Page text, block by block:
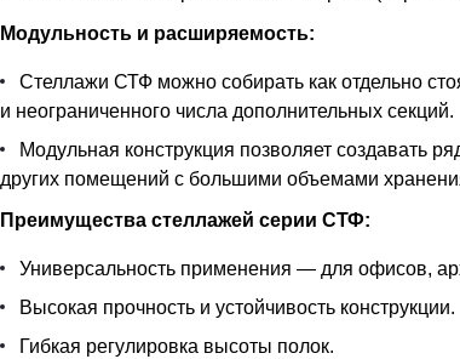
Модульность и расширяемость:
Стеллажи СТФ можно собирать как отдельно
и неограниченного числа дополнительных секций.
Модульная конструкция позволяет создавать
других помещений с большими объемами
Преимущества стеллажей серии СТФ:
Универсальность применения — для офисов,
Высокая прочность и устойчивость конструкции.
Гибкая регулировка высоты полок.